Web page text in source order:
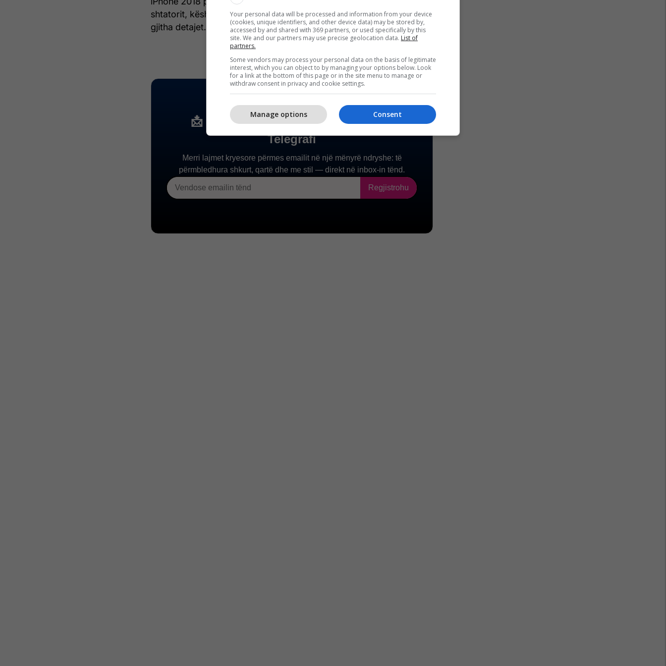
shtatorit, kështu që nuk do të jetë shumë gjatë derisa të marrim të
gjitha detajet.
Your personal data will be processed and information from your device
(cookies, unique identifiers, and other device data) may be stored by,
accessed by and shared with 369 partners, or used specifically by this
site. We and our partners may use precise geolocation data. List of
partners.
Some vendors may process your personal data on the basis of legitimate
interest, which you can object to by managing your options below. Look
for a link at the bottom of this page or in the site menu to manage or
withdraw consent in privacy and cookie settings.
Consent
Manage options